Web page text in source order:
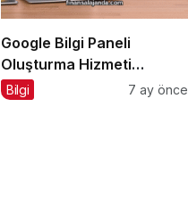
Google Bilgi Paneli
Oluşturma Hizmeti
Almadan Önce Dikkat
Bilgi 7 ay önce